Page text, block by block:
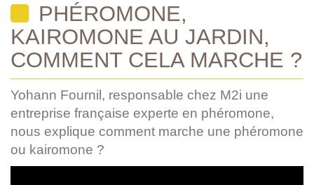
PHÉROMONE,
KAIROMONE AU JARDIN,
COMMENT CELA MARCHE ?
Yohann Fournil, responsable chez M2i une
entreprise française experte en phéromone,
nous explique comment marche une phéromone
ou kairomone ?